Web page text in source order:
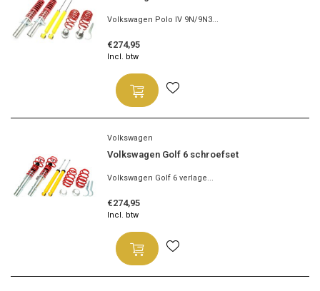
Volkswagen Polo IV 9N/9N3...
€274,95
Incl. btw
Volkswagen
Volkswagen Golf 6 schroefset
Volkswagen Golf 6 verlage...
€274,95
Incl. btw